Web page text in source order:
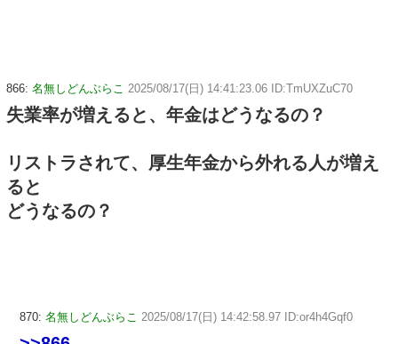
866: 名無しどんぶらこ 2025/08/17(日) 14:41:23.06 ID:TmUXZuC70
失業率が増えると、年金はどうなるの？
リストラされて、厚生年金から外れる人が増え
ると
どうなるの？
870: 名無しどんぶらこ 2025/08/17(日) 14:42:58.97 ID:or4h4Gqf0